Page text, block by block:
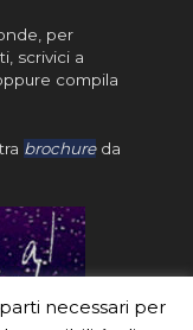
per
scrivici a
compila
brochureda
necessari per